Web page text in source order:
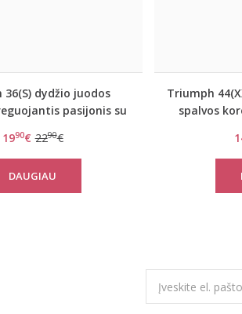
dydžio juodos
pasijonis su
1990€ 2290€
DAUGIAU
Triumph
spalvos